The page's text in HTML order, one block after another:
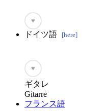
♥
ドイツ語 [here]
♥
ギタレ
Gitarre
フランス語